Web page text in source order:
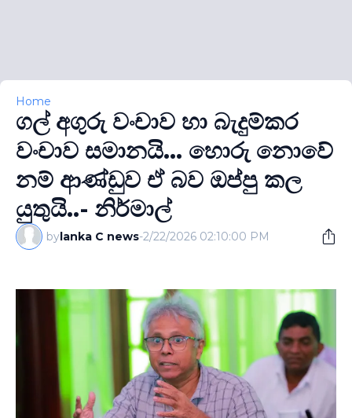
Home
ගල් අගුරු වංචාව හා බැදුම්කර
වංචාව සමානයි... හොරු නොවේ
නම් ආණ්ඩුව ඒ බව ඔප්පු කල
යුතුයි..- නිර්මාල්
bylanka C news-2/22/2026 02:10:00 PM